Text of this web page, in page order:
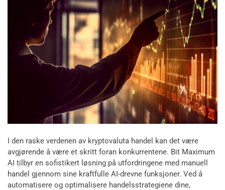
I den raske verdenen av kryptovaluta handel kan det være
avgjørende å være et skritt foran konkurrentene. Bit Maximum
AI tilbyr en sofistikert løsning på utfordringene med manuell
handel gjennom sine kraftfulle AI-drevne funksjoner. Ved å
automatisere og optimalisere handelsstrategiene dine,